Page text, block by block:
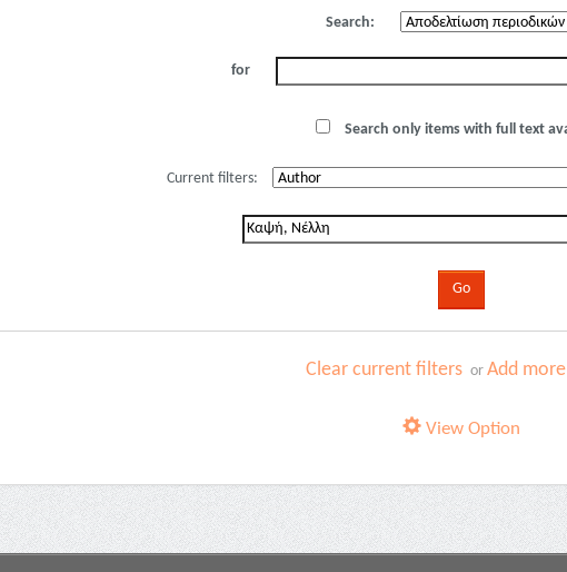
Search:
for
Search only items with full text
Current filters:
Clear current filters orAdd
View Option